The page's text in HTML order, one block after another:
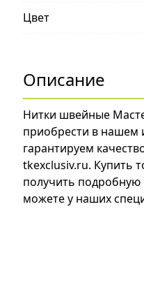
Цвет
Описание
Нитки швейные
приобрести в нашем
гарантируем
tkexclusiv.ru. Купить
получить подробную
можете у наших